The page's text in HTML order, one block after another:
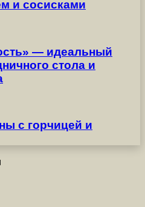
и сосисками
— идеальный
стола и
с горчицей и